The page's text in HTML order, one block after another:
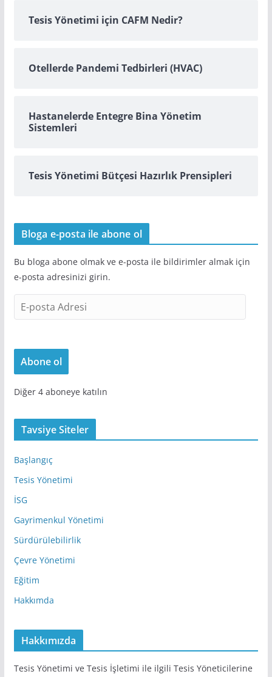
Tesis Yönetimi için CAFM Nedir?
Otellerde Pandemi Tedbirleri (HVAC)
Hastanelerde Entegre Bina Yönetim
Sistemleri
Tesis Yönetimi Bütçesi Hazırlık Prensipleri
Bloga e-posta ile abone ol
Bu bloga abone olmak ve e-posta ile bildirimler almak için
e-posta adresinizi girin.
-
o
t
a
d
r
Abone ol
Diğer 4 aboneye katılın
Tavsiye Siteler
Başlangıç
Tesis Yönetimi
İSG
Gayrimenkul Yönetimi
Sürdürülebilirlik
Çevre Yönetimi
Eğitim
Hakkımda
Hakkımızda
Tesis Yönetimi ve Tesis İşletimi ile ilgili Tesis Yöneticilerine